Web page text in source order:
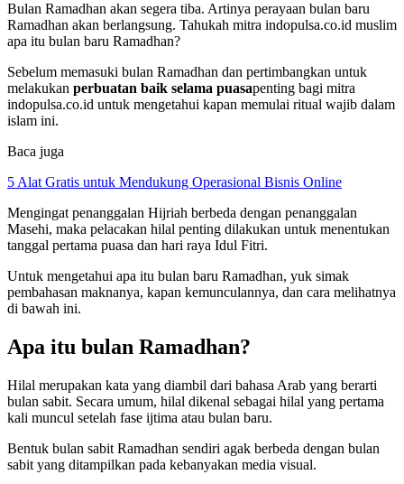
Bulan Ramadhan akan segera tiba. Artinya perayaan bulan baru
Ramadhan akan berlangsung. Tahukah mitra indopulsa.co.id muslim
apa itu bulan baru Ramadhan?
Sebelum memasuki bulan Ramadhan dan pertimbangkan untuk
melakukan perbuatan baik selama puasapenting bagi mitra
indopulsa.co.id untuk mengetahui kapan memulai ritual wajib dalam
islam ini.
Baca juga
5 Alat Gratis untuk Mendukung Operasional Bisnis Online
Mengingat penanggalan Hijriah berbeda dengan penanggalan
Masehi, maka pelacakan hilal penting dilakukan untuk menentukan
tanggal pertama puasa dan hari raya Idul Fitri.
Untuk mengetahui apa itu bulan baru Ramadhan, yuk simak
pembahasan maknanya, kapan kemunculannya, dan cara melihatnya
di bawah ini.
Apa itu bulan Ramadhan?
Hilal merupakan kata yang diambil dari bahasa Arab yang berarti
bulan sabit. Secara umum, hilal dikenal sebagai hilal yang pertama
kali muncul setelah fase ijtima atau bulan baru.
Bentuk bulan sabit Ramadhan sendiri agak berbeda dengan bulan
sabit yang ditampilkan pada kebanyakan media visual.